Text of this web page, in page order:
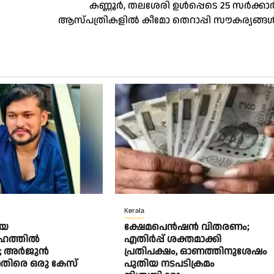
കണ്ണൂര്‍, തലശേരി ഉൾപ്പെടെ 25
ആസ്പത്രികളില്‍ കീമോ തെറാപ്പി
അർജുൻ
ഒരു കേസ്
Kerala
ക്ഷേമപെൻഷൻ വിതരണം;
എതിർപ്പ് ശക്തമാക്കി
പ്രതിപക്ഷം, ഓണത്തിനുശേഷം
പുതിയ നടപടിക്രമം